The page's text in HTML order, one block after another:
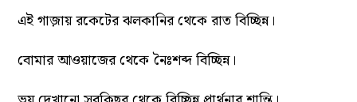
এই গাজ়ায় রকেটের ঝলকানির থেকে রাত বিচ্ছিন্ন।
বোমার আওয়াজের থেকে নৈঃশব্দ বিচ্ছিন্ন।